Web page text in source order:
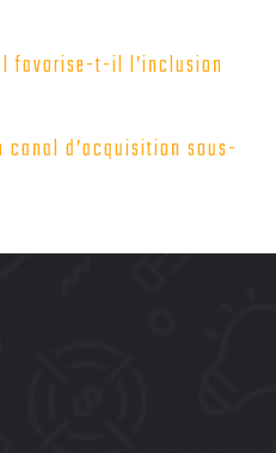
favorise-t-il l’inclusion
canal d’acquisition sous-